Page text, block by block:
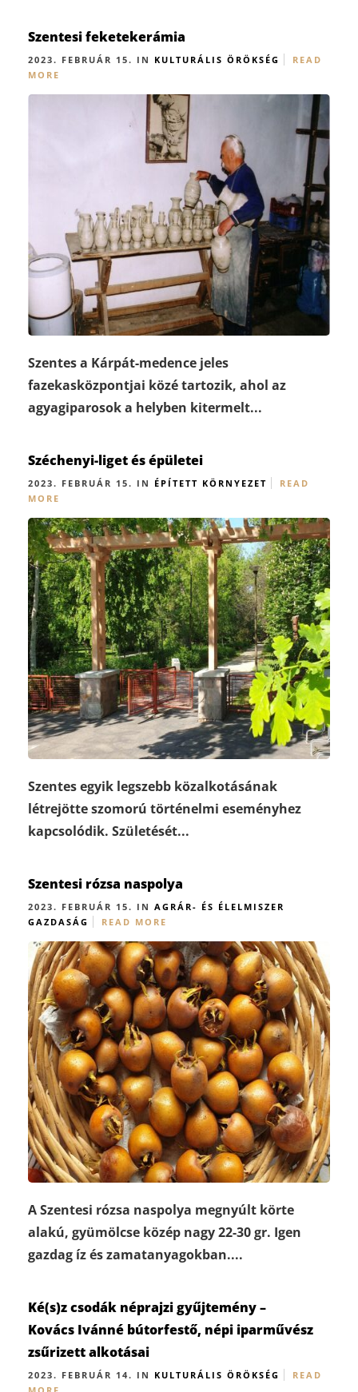
Szentesi feketekerámia
2023. FEBRUÁR 15. IN KULTURÁLIS ÖRÖKSÉG
READ
MORE
Szentes a Kárpát-medence jeles
fazekasközpontjai közé tartozik, ahol az
agyagiparosok a helyben kitermelt...
Széchenyi-liget és épületei
2023. FEBRUÁR 15. IN ÉPÍTETT KÖRNYEZET
READ
MORE
Szentes egyik legszebb közalkotásának
létrejötte szomorú történelmi eseményhez
kapcsolódik. Születését...
Szentesi rózsa naspolya
2023. FEBRUÁR 15. IN AGRÁR- ÉS ÉLELMISZER
GAZDASÁG
READ MORE
A Szentesi rózsa naspolya megnyúlt körte
alakú, gyümölcse közép nagy 22-30 gr. Igen
gazdag íz és zamatanyagokban....
Ké(s)z csodák néprajzi gyűjtemény –
Kovács Ivánné bútorfestő, népi iparművész
zsűrizett alkotásai
2023. FEBRUÁR 14. IN KULTURÁLIS ÖRÖKSÉG
READ